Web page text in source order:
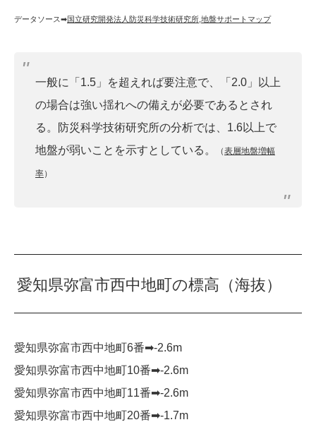
データソース➡︎国立研究開発法人防災科学技術研究所 地盤サポートマップ
一般に「1.5」を超えれば要注意で、「2.0」以上
の場合は強い揺れへの備えが必要であるとされ
る。防災科学技術研究所の分析では、1.6以上で
地盤が弱いことを示すとしている。
（表層地盤増幅
率）
愛知県弥富市西中地町の標高（海抜）
愛知県弥富市西中地町6番➡︎-2.6m
愛知県弥富市西中地町10番➡︎-2.6m
愛知県弥富市西中地町11番➡︎-2.6m
愛知県弥富市西中地町20番➡︎-1.7m